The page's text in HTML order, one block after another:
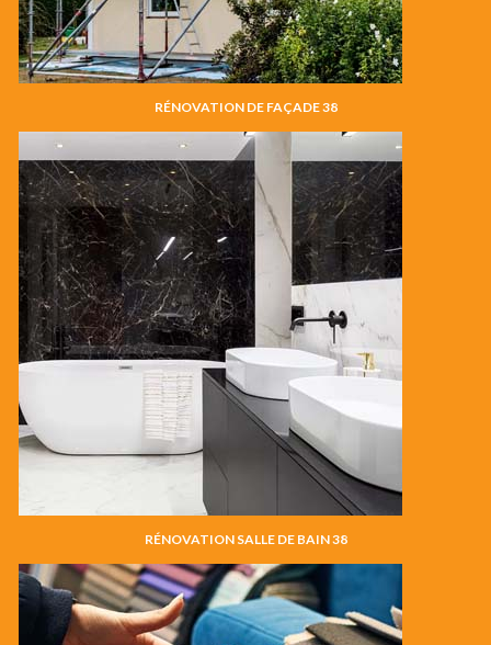
RÉNOVATION DE FAÇADE 38
RÉNOVATION SALLE DE BAIN 38